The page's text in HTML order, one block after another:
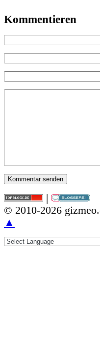
Kommentieren
|
© 2010-2026
▲